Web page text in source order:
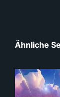
Ähnliche